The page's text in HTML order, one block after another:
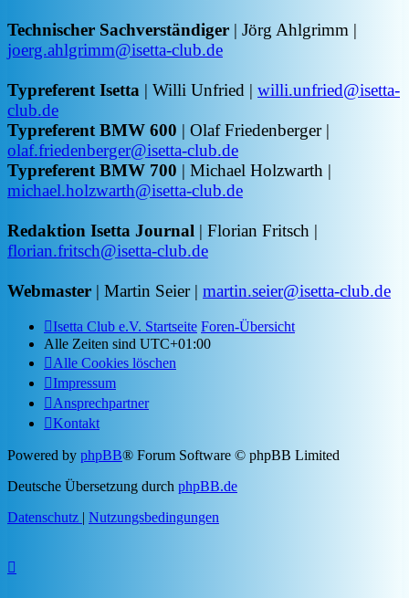
Technischer Sachverständiger | Jörg Ahlgrimm |
joerg.ahlgrimm@isetta-club.de
Typreferent Isetta | Willi Unfried | willi.unfried@isetta-
club.de
Typreferent BMW 600 | Olaf Friedenberger |
olaf.friedenberger@isetta-club.de
Typreferent BMW 700 | Michael Holzwarth |
michael.holzwarth@isetta-club.de
Redaktion Isetta Journal | Florian Fritsch |
florian.fritsch@isetta-club.de
Webmaster | Martin Seier | martin.seier@isetta-club.de
Isetta Club e.V. Startseite Foren-Übersicht
Alle Zeiten sind UTC+01:00
Alle Cookies löschen
Impressum
Ansprechpartner
Kontakt
Powered by phpBB® Forum Software © phpBB Limited
Deutsche Übersetzung durch phpBB.de
Datenschutz | Nutzungsbedingungen